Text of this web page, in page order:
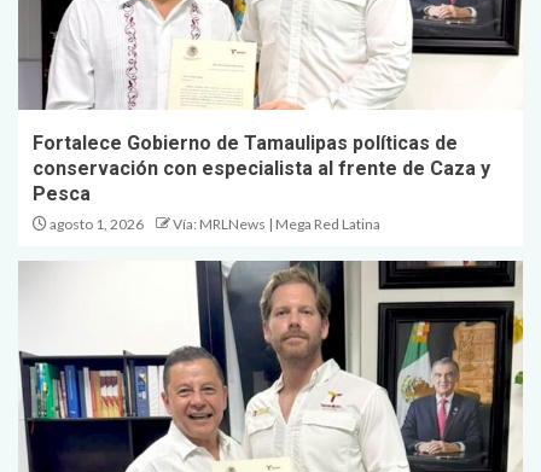
5
Promueve Secretaría de Salud
Semana Mundial de la Lactancia
Materna 2026
Fortalece Gobierno de Tamaulipas políticas de
conservación con especialista al frente de Caza y
Pesca
agosto 1, 2026 Vía: MRLNews | Mega Red Latina